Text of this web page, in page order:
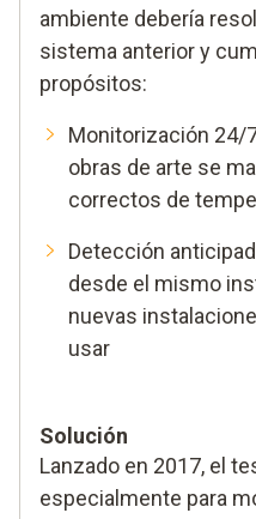
ambiente debería
sistema anterior y
propósitos:
Monitorización 24/
obras de arte se
correctos de
Detección
desde el mismo
nuevas
usar
Solución
Lanzado en 2017, el
especialmente para